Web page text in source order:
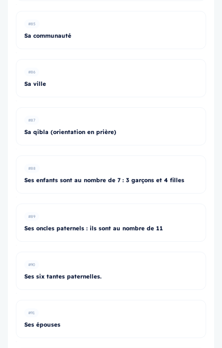
#85
Sa communauté
#86
Sa ville
#87
Sa qibla (orientation en prière)
#88
Ses enfants sont au nombre de 7 : 3 garçons et 4 filles
#89
Ses oncles paternels : ils sont au nombre de 11
#90
Ses six tantes paternelles.
#91
Ses épouses